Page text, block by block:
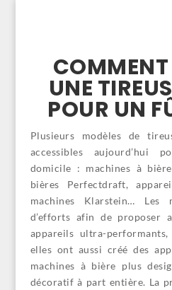
UNE
POUR UN
Plusieurs modèles de
accessibles aujourd’hui
domicile : machines à
bières Perfectdraft,
machines Klarstein… Les
d’efforts afin de proposer
appareils ultra-
elles ont aussi créé des
machines à bière plus
décoratif à part entière. La